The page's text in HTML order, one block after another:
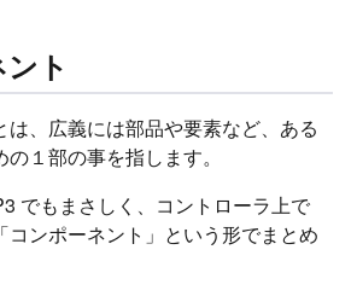
ト
は、広義には部品や要素など、ある
１部の事を指します。
でもまさしく、コントローラ上で
コンポーネント」という形でまとめ